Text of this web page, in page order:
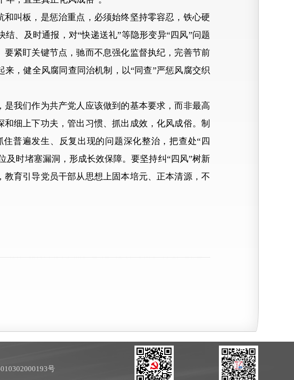
叫板，是惩治重点，必须始终坚持零容忍，铁心硬
、及时通报，对“快递送礼”等隐形变异“四风”问题
紧盯关键节点，驰而不息强化监督执纪，完善节前
，健全风腐同查同治机制，以“同查”严惩风腐交织
我们作为共产党人应该做到的基本要求，而非最高
细上下功夫，管出习惯、抓出成效，化风成俗。制
普遍发生、反复出现的问题深化整治，把查处“四
及时堵塞漏洞，形成长效保障。要坚持纠“四风”树新
育引导党员干部从思想上固本培元、正本清源，不
号